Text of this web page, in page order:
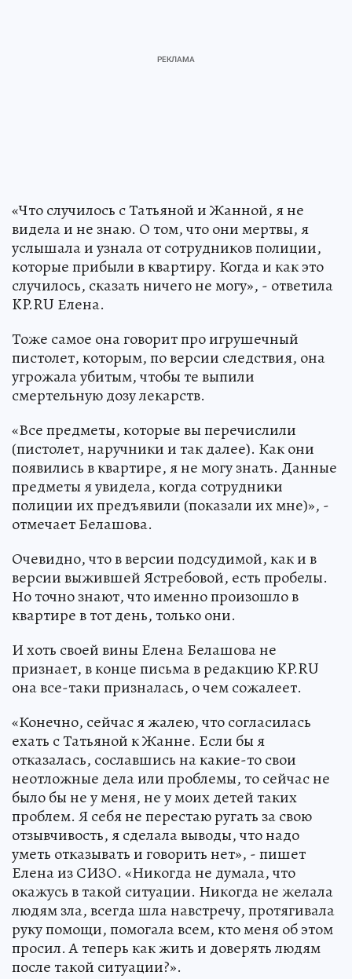
«Что случилось с Татьяной и Жанной, я не
видела и не знаю. О том, что они мертвы, я
услышала и узнала от сотрудников полиции,
которые прибыли в квартиру. Когда и как это
случилось, сказать ничего не могу», - ответила
KP.RU Елена.
Тоже самое она говорит про игрушечный
пистолет, которым, по версии следствия, она
угрожала убитым, чтобы те выпили
смертельную дозу лекарств.
«Все предметы, которые вы перечислили
(пистолет, наручники и так далее). Как они
появились в квартире, я не могу знать. Данные
предметы я увидела, когда сотрудники
полиции их предъявили (показали их мне)», -
отмечает Белашова.
Очевидно, что в версии подсудимой, как и в
версии выжившей Ястребовой, есть пробелы.
Но точно знают, что именно произошло в
квартире в тот день, только они.
И хоть своей вины Елена Белашова не
признает, в конце письма в редакцию KP.RU
она все-таки призналась, о чем сожалеет.
«Конечно, сейчас я жалею, что согласилась
ехать с Татьяной к Жанне. Если бы я
отказалась, сославшись на какие-то свои
неотложные дела или проблемы, то сейчас не
было бы не у меня, не у моих детей таких
проблем. Я себя не перестаю ругать за свою
отзывчивость, я сделала выводы, что надо
уметь отказывать и говорить нет», - пишет
Елена из СИЗО. «Никогда не думала, что
окажусь в такой ситуации. Никогда не желала
людям зла, всегда шла навстречу, протягивала
руку помощи, помогала всем, кто меня об этом
просил. А теперь как жить и доверять людям
после такой ситуации?».